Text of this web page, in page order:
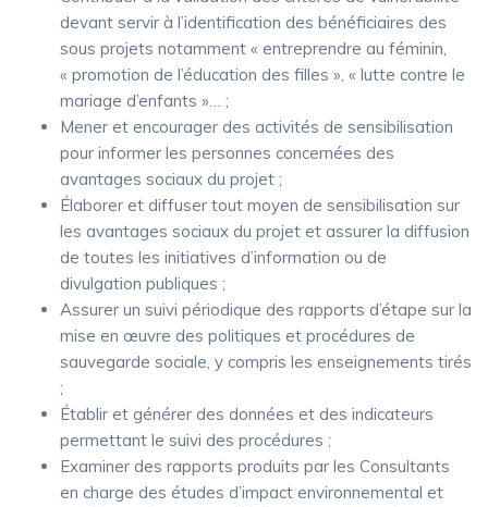
devant servir à l’identification des bénéficiaires des
sous projets notamment « entreprendre au féminin,
« promotion de l’éducation des filles », « lutte contre le
mariage d’enfants »… ;
Mener et encourager des activités de sensibilisation
pour informer les personnes concernées des
avantages sociaux du projet ;
Élaborer et diffuser tout moyen de sensibilisation sur
les avantages sociaux du projet et assurer la diffusion
de toutes les initiatives d’information ou de
divulgation publiques ;
Assurer un suivi périodique des rapports d’étape sur la
mise en œuvre des politiques et procédures de
sauvegarde sociale, y compris les enseignements tirés
;
Établir et générer des données et des indicateurs
permettant le suivi des procédures ;
Examiner des rapports produits par les Consultants
en charge des études d’impact environnemental et